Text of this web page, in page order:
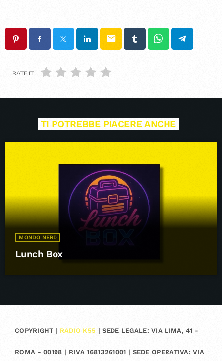
email
RATE IT
TI POTREBBE PIACERE ANCHE
MONDO NERD
Lunch Box
COPYRIGHT | RADIO K55 | SEDE LEGALE: VIA LIMA, 41 -
ROMA - 00198 | P.IVA 16813261001 | SEDE OPERATIVA: VIA